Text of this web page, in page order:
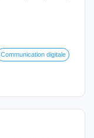
Communication digitale